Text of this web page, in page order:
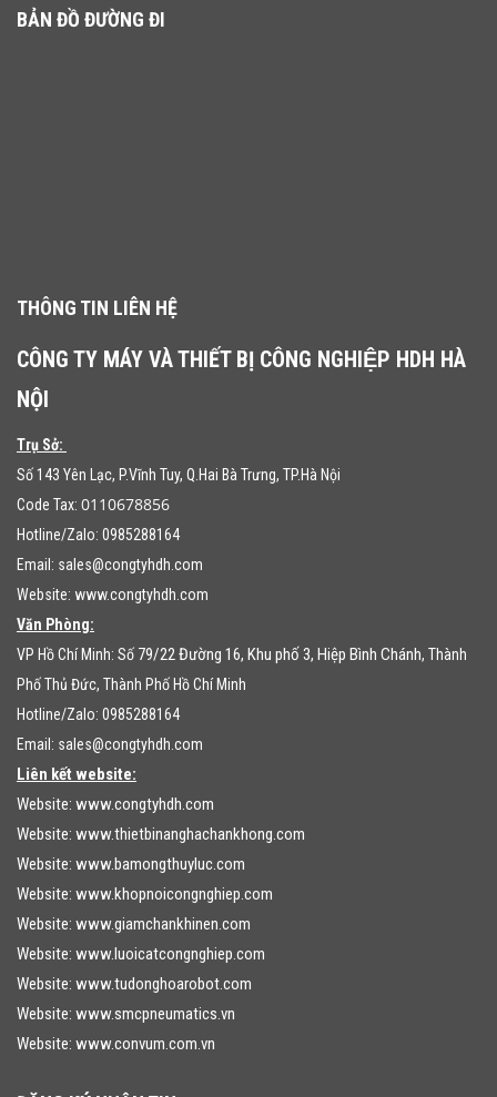
BẢN ĐỒ ĐƯỜNG ĐI
THÔNG TIN LIÊN HỆ
CÔNG TY MÁY VÀ THIẾT BỊ CÔNG NGHIỆP HDH HÀ
NỘI
Trụ Sở:
Số 143 Yên Lạc, P.Vĩnh Tuy, Q.Hai Bà Trưng, TP.Hà Nội
Code Tax: 0110678856
Hotline/Zalo: 0985288164
Email: sales@congtyhdh.com
Website: www.congtyhdh.com
Văn Phòng:
VP Hồ Chí Minh: Số 79/22 Đường 16, Khu phố 3, Hiệp Bình Chánh, Thành
Phố Thủ Đức, Thành Phố Hồ Chí Minh
Hotline/Zalo: 0985288164
Email: sales@congtyhdh.com
Liên kết website:
Website: www.congtyhdh.com
Website: www.thietbinanghachankhong.com
Website: www.bamongthuyluc.com
Website: www.khopnoicongnghiep.com
Website: www.giamchankhinen.com
Website: www.luoicatcongnghiep.com
Website: www.tudonghoarobot.com
Website: www.smcpneumatics.vn
Website: www.convum.com.vn